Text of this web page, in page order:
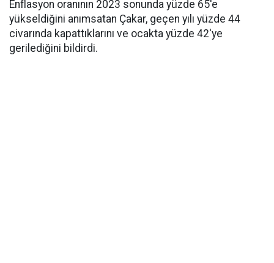
Enflasyon oranının 2023 sonunda yüzde 65'e
yükseldiğini anımsatan Çakar, geçen yılı yüzde 44
civarında kapattıklarını ve ocakta yüzde 42'ye
gerilediğini bildirdi.